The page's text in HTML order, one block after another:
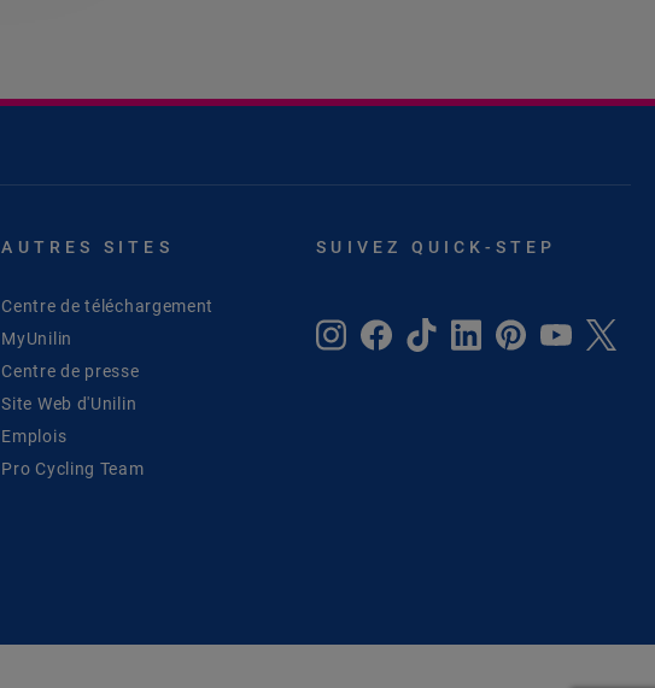
AUTRES SITES
Centre de téléchargement
MyUnilin
Centre de presse
Site Web d'Unilin
Emplois
Pro Cycling Team
SUIVEZ QUICK-STEP